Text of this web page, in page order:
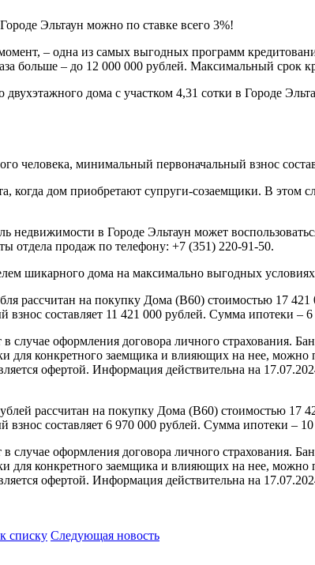
Эльтаун можно по ставке всего 3%!
– одна из самых выгодных программ
больше – до 12 000 000 рублей. Максимальный срок
двухэтажного дома с участком 4,31 сотки в Городе
человека, минимальный первоначальный взнос
когда дом приобретают супруги-созаемщики. В
недвижимости в Городе Эльтаун может
отдела продаж по телефону: +7 (351) 220-91-50.
шикарного дома на максимально выгодных
рассчитан на покупку Дома (В60) стоимостью 17
взнос составляет 11 421 000 рублей. Сумма ипотеки
в случае оформления договора личного
для конкретного заемщика и влияющих на нее, можно
офертой. Информация действительна на
рассчитан на покупку Дома (В60) стоимостью 17
взнос составляет 6 970 000 рублей. Сумма ипотеки –
в случае оформления договора личного
для конкретного заемщика и влияющих на нее, можно
офертой. Информация действительна на
списку Следующая новость